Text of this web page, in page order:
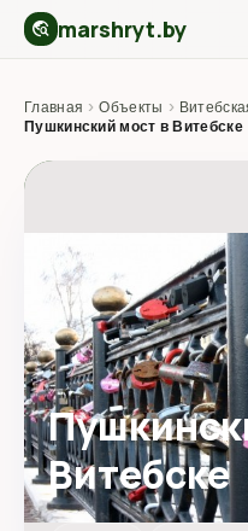
travel_explore marshryt.by
Главная › Объекты ›
Пушкинский мост в Витебске
Витебске